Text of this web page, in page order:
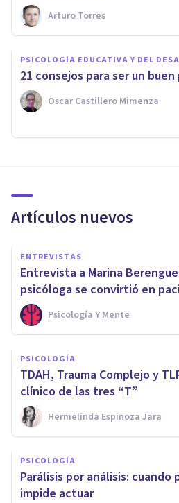
Arturo Torres
PSICOLOGÍA EDUCATIVA Y DEL
21 consejos para ser un
Oscar Castillero Mimenza
Artículos nuevos
ENTREVISTAS
Entrevista a Marina
psicóloga se convirtió en
Psicología Y Mente
PSICOLOGÍA
TDAH, Trauma Complejo y
clínico de las tres “T”
Hermelinda Espinoza Jara
PSICOLOGÍA
Parálisis por análisis: cuando
impide actuar